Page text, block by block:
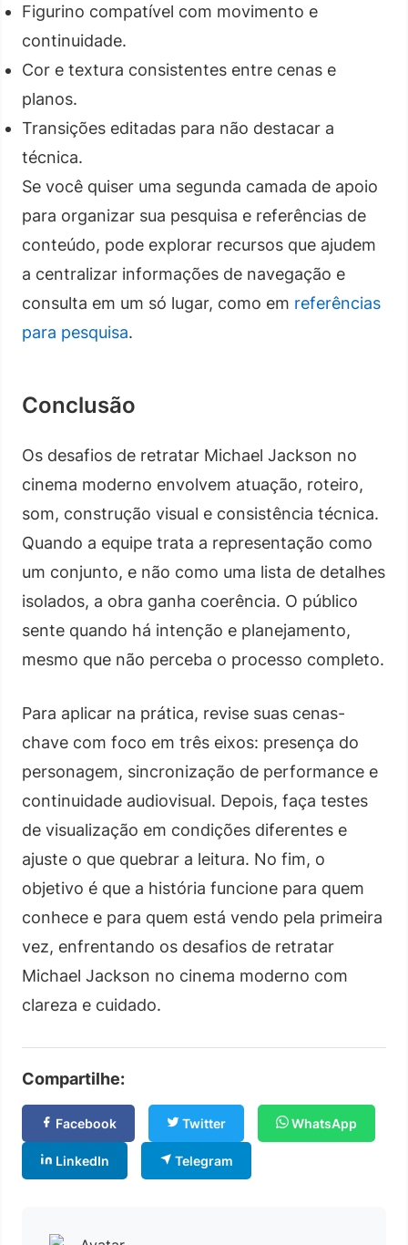
Figurino compatível com movimento e
continuidade.
Cor e textura consistentes entre cenas e
planos.
Transições editadas para não destacar a
técnica.
Se você quiser uma segunda camada de apoio
para organizar sua pesquisa e referências de
conteúdo, pode explorar recursos que ajudem
a centralizar informações de navegação e
consulta em um só lugar, como em referências
para pesquisa.
Conclusão
Os desafios de retratar Michael Jackson no
cinema moderno envolvem atuação, roteiro,
som, construção visual e consistência técnica.
Quando a equipe trata a representação como
um conjunto, e não como uma lista de detalhes
isolados, a obra ganha coerência. O público
sente quando há intenção e planejamento,
mesmo que não perceba o processo completo.
Para aplicar na prática, revise suas cenas-
chave com foco em três eixos: presença do
personagem, sincronização de performance e
continuidade audiovisual. Depois, faça testes
de visualização em condições diferentes e
ajuste o que quebrar a leitura. No fim, o
objetivo é que a história funcione para quem
conhece e para quem está vendo pela primeira
vez, enfrentando os desafios de retratar
Michael Jackson no cinema moderno com
clareza e cuidado.
Compartilhe:
Facebook Twitter WhatsApp
LinkedIn Telegram